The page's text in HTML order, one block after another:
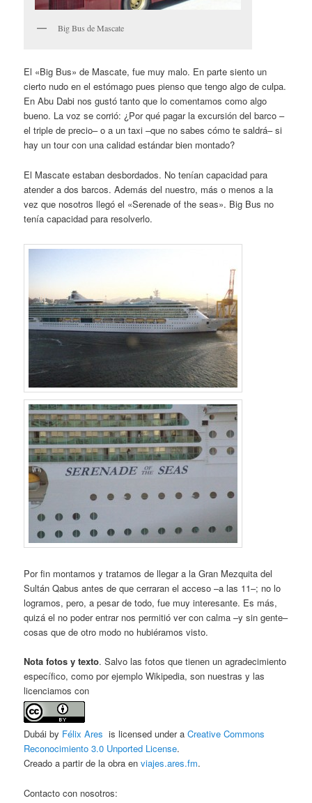
Big Bus de Mascate
El «Big Bus» de Mascate, fue muy malo. En parte siento un
cierto nudo en el estómago pues pienso que tengo algo de culpa.
En Abu Dabi nos gustó tanto que lo comentamos como algo
bueno. La voz se corrió: ¿Por qué pagar la excursión del barco –
el triple de precio– o a un taxi –que no sabes cómo te saldrá– si
hay un tour con una calidad estándar bien montado?
El Mascate estaban desbordados. No tenían capacidad para
atender a dos barcos. Además del nuestro, más o menos a la
vez que nosotros llegó el «Serenade of the seas». Big Bus no
tenía capacidad para resolverlo.
Por fin montamos y tratamos de llegar a la Gran Mezquita del
Sultán Qabus antes de que cerraran el acceso –a las 11–; no lo
logramos, pero, a pesar de todo, fue muy interesante. Es más,
quizá el no poder entrar nos permitió ver con calma –y sin gente–
cosas que de otro modo no hubiéramos visto.
Nota fotos y texto. Salvo las fotos que tienen un agradecimiento
específico, como por ejemplo Wikipedia, son nuestras y las
licenciamos con
Dubái by Félix Ares is licensed under aCreative Commons
Reconocimiento 3.0 Unported License.
Creado a partir de la obra enviajes.ares.fm.
Contacto con nosotros: